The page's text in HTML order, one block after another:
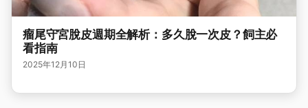
瘤尾守宮脫皮週期全解析：多久脫一次皮？飼主必
看指南
2025年12月10日